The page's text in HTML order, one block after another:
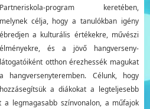
Partneriskola-program keretében,
melynek célja, hogy a tanulókban igény
ébredjen a kulturális értékekre, művészi
élményekre, és a jövő hangverseny-
látogatóiként otthon érezhessék magukat
a hangversenyteremben. Célunk, hogy
hozzásegítsük a diákokat a legteljesebb
a legmagasabb színvonalon, a műfajok